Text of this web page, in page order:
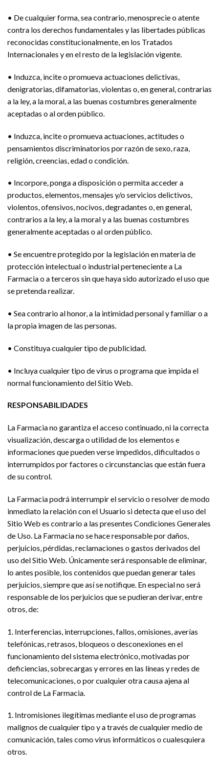
• De cualquier forma, sea contrario, menosprecie o atente
contra los derechos fundamentales y las libertades públicas
reconocidas constitucionalmente, en los Tratados
Internacionales y en el resto de la legislación vigente.
• Induzca, incite o promueva actuaciones delictivas,
denigratorias, difamatorias, violentas o, en general, contrarias
a la ley, a la moral, a las buenas costumbres generalmente
aceptadas o al orden público.
• Induzca, incite o promueva actuaciones, actitudes o
pensamientos discriminatorios por razón de sexo, raza,
religión, creencias, edad o condición.
• Incorpore, ponga a disposición o permita acceder a
productos, elementos, mensajes y/o servicios delictivos,
violentos, ofensivos, nocivos, degradantes o, en general,
contrarios a la ley, a la moral y a las buenas costumbres
generalmente aceptadas o al orden público.
• Se encuentre protegido por la legislación en materia de
protección intelectual o industrial perteneciente a La
Farmacia o a terceros sin que haya sido autorizado el uso que
se pretenda realizar.
• Sea contrario al honor, a la intimidad personal y familiar o a
la propia imagen de las personas.
• Constituya cualquier tipo de publicidad.
• Incluya cualquier tipo de virus o programa que impida el
normal funcionamiento del Sitio Web.
RESPONSABILIDADES
La Farmacia no garantiza el acceso continuado, ni la correcta
visualización, descarga o utilidad de los elementos e
informaciones que pueden verse impedidos, dificultados o
interrumpidos por factores o circunstancias que están fuera
de su control.
La Farmacia podrá interrumpir el servicio o resolver de modo
inmediato la relación con el Usuario si detecta que el uso del
Sitio Web es contrario a las presentes Condiciones Generales
de Uso. La Farmacia no se hace responsable por daños,
perjuicios, pérdidas, reclamaciones o gastos derivados del
uso del Sitio Web. Únicamente será responsable de eliminar,
lo antes posible, los contenidos que puedan generar tales
perjuicios, siempre que así se notifique. En especial no será
responsable de los perjuicios que se pudieran derivar, entre
otros, de:
1. Interferencias, interrupciones, fallos, omisiones, averías
telefónicas, retrasos, bloqueos o desconexiones en el
funcionamiento del sistema electrónico, motivadas por
deficiencias, sobrecargas y errores en las líneas y redes de
telecomunicaciones, o por cualquier otra causa ajena al
control de La Farmacia.
1. Intromisiones ilegítimas mediante el uso de programas
malignos de cualquier tipo y a través de cualquier medio de
comunicación, tales como virus informáticos o cualesquiera
otros.